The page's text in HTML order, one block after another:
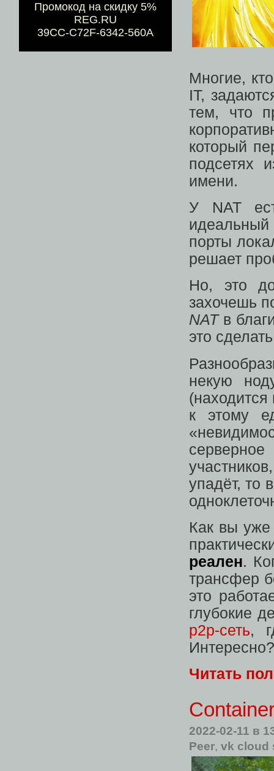
Промокод на скидку 5%
REG.RU
39CC-C72F-6342-560A
Многие,
IT,
тем, что
который
подсетях
имени.
У NAT
порты
решает
Но, это
захочешь
NATв
это
некую
к этому
упадёт, то
Как вы уже
реален.
трансфер
это
глубокие
p2p-сеть,
Читать
2022-02-11 в
Peer, vk cloud